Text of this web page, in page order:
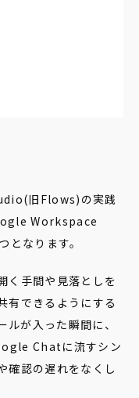
旧Flows)の実践
Workspace
となります。
く手間や見落としを
有できるようにする
が入った瞬間に、
Chatに流すシン
確認の遅れをなくし